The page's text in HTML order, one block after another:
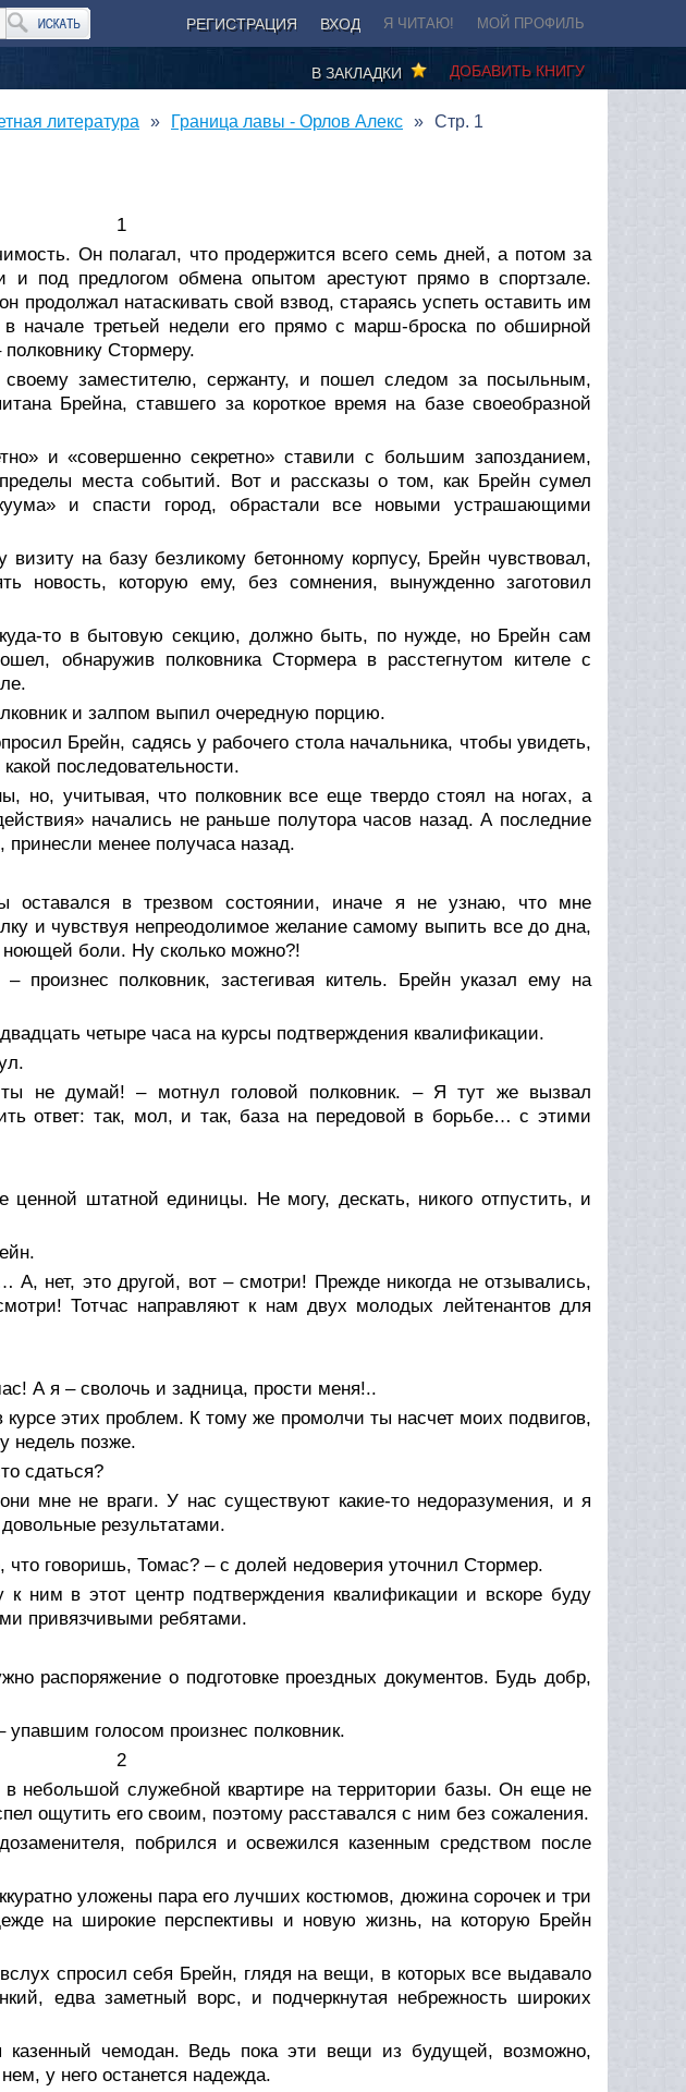
РЕГИСТРАЦИЯ ВХОД Я ЧИТАЮ! МОЙ ПРОФИЛЬ
ДОБАВИТЬ КНИГУ
В ЗАКЛАДКИ
литература Граница лавы - Орлов Алекс Стр. 1
1
Он полагал, что продержится всего семь дней, а потом за
и под предлогом обмена опытом арестуют прямо в спортзале.
продолжал натаскивать свой взвод, стараясь успеть оставить им
в начале третьей недели его прямо с марш-броска по обширной
Стормеру.
своему заместителю, сержанту, и пошел следом за посыльным,
Брейна, ставшего за короткое время на базе своеобразной
и «совершенно секретно» ставили с большим запозданием,
места событий. Вот и рассказы о том, как Брейн сумел
и спасти город, обрастали все новыми устрашающими
на базу безликому бетонному корпусу, Брейн чувствовал,
новость, которую ему, без сомнения, вынужденно заготовил
то в бытовую секцию, должно быть, по нужде, но Брейн сам
обнаружив полковника Стормера в расстегнутом кителе с
и залпом выпил очередную порцию.
Брейн, садясь у рабочего стола начальника, чтобы увидеть,
последовательности.
но, учитывая, что полковник все еще твердо стоял на ногах, а
начались не раньше полутора часов назад. А последние
менее получаса назад.
в трезвом состоянии, иначе я не узнаю, что мне
и чувствуя непреодолимое желание самому выпить все до дна,
ноющей боли. Ну сколько можно?!
произнес полковник, застегивая китель. Брейн указал ему на
четыре часа на курсы подтверждения квалификации.
не думай! – мотнул головой полковник. – Я тут же вызвал
ответ: так, мол, и так, база на передовой в борьбе… с этими
штатной единицы. Не могу, дескать, никого отпустить, и
нет, это другой, вот – смотри! Прежде никогда не отзывались,
Тотчас направляют к нам двух молодых лейтенантов для
А я – сволочь и задница, прости меня!..
этих проблем. К тому же промолчи ты насчет моих подвигов,
недель позже.
сдаться?
мне не враги. У нас существуют какие-то недоразумения, и я
результатами.
говоришь, Томас? – с долей недоверия уточнил Стормер.
ним в этот центр подтверждения квалификации и вскоре буду
привязчивыми ребятами.
распоряжение о подготовке проездных документов. Будь добр,
голосом произнес полковник.
2
небольшой служебной квартире на территории базы. Он еще не
ощутить его своим, поэтому расставался с ним без сожаления.
побрился и освежился казенным средством после
уложены пара его лучших костюмов, дюжина сорочек и три
на широкие перспективы и новую жизнь, на которую Брейн
спросил себя Брейн, глядя на вещи, в которых все выдавало
едва заметный ворс, и подчеркнутая небрежность широких
казенный чемодан. Ведь пока эти вещи из будущей, возможно,
у него останется надежда.